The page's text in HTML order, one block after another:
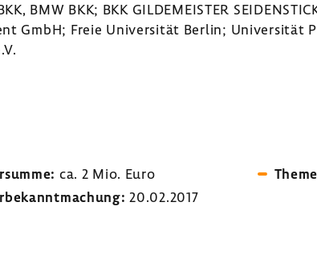
BMW BKK; BKK GILDE­MEISTER
GmbH; Freie Univer­sität Berlin; Univer­sität
ca. 2 Mio. Euro
20.02.2017